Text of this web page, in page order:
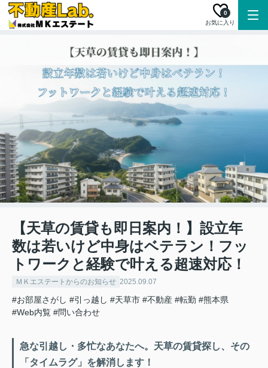
お気に入り
0
【天草の賃貸も即日案内！】設立年
数は若いけど中身はベテラン！フッ
トワークと経験で叶える超速対応！
ＭＫエステートからのお知らせ 2025.09.07
#お部屋さがし #引っ越し #天草市 #不動産 #転勤 #熊本県
#Web内覧 #問い合わせ
急な引越し・多忙なあなたへ。天草の賃貸探し、その
「タイムラグ」を解消します！